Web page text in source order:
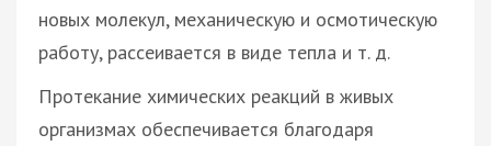
новых молекул, механическую и осмотическую
работу, рассеивается в виде тепла и т. д.
Протекание химических реакций в живых
организмах обеспечивается благодаря